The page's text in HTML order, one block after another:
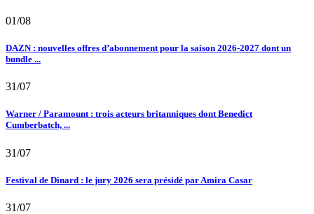
01/08
DAZN : nouvelles offres d’abonnement pour la saison 2026-2027 dont un
bundle ...
31/07
Warner / Paramount : trois acteurs britanniques dont Benedict
Cumberbatch, ...
31/07
Festival de Dinard : le jury 2026 sera présidé par Amira Casar
31/07